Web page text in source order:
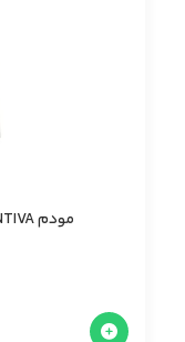
مودم VANTIVA مدل MGA5331 5G| استوک